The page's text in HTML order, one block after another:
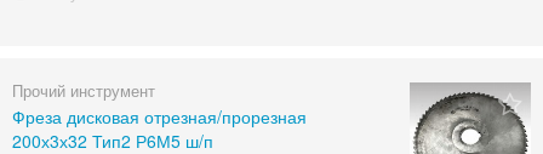
Прочий инструмент
Фреза дисковая отрезная/прорезная
200х3х32 Тип2 Р6М5 ш/п